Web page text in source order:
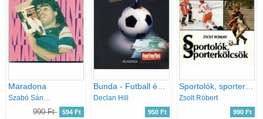
Maradona
Szabó Sándor
990 Ft 594 Ft
Declan Hill
950 Ft
Sportolók, sporterkölcsök
Zsolt Róbert
990 Ft